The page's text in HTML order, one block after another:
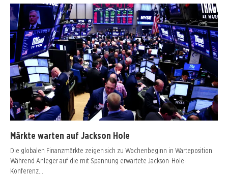
Märkte warten auf Jackson Hole
Die globalen Finanzmärkte zeigen sich zu Wochenbeginn in Warteposition.
Während Anleger auf die mit Spannung erwartete Jackson-Hole-
Konferenz…